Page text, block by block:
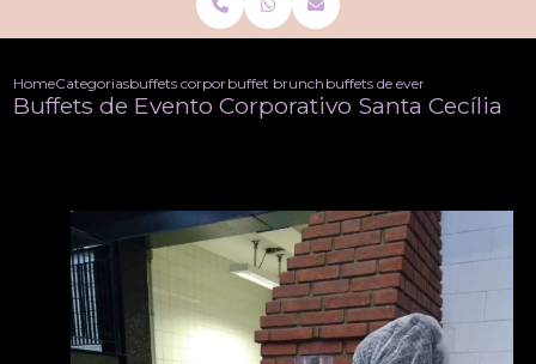
HomeCategoriasbuffets corporativobuffet brunch corporativobuffets de evento corporativo
Buffets de Evento Corporativo Santa Cecília